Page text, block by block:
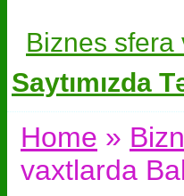
Biznes sfera
Saytımızda
Home »
vaxtlarda